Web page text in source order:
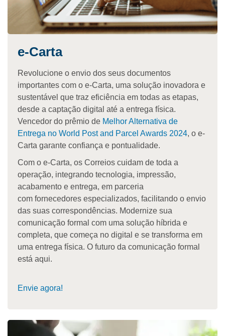
e-Carta
Revolucione o envio dos seus documentos
importantes com o e-Carta, uma solução inovadora e
sustentável que traz eficiência em todas as etapas,
desde a captação digital até a entrega física.
Vencedor do prêmio de Melhor Alternativa de
Entrega no World Post and Parcel Awards 2024, o e-
Carta garante confiança e pontualidade.
Com o e-Carta, os Correios cuidam de toda a
operação, integrando tecnologia, impressão,
acabamento e entrega, em parceria
com fornecedores especializados, facilitando o envio
das suas correspondências. Modernize sua
comunicação formal com uma solução híbrida e
completa, que começa no digital e se transforma em
uma entrega física. O futuro da comunicação formal
está aqui.
Envie agora!